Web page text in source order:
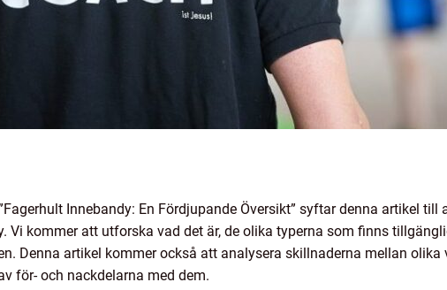
Innebandy: En Fördjupande Översikt” syftar denna artikel
Vi kommer att utforska vad det är, de olika typerna som finns
Denna artikel kommer också att analysera skillnaderna mellan olika
för- och nackdelarna med dem.